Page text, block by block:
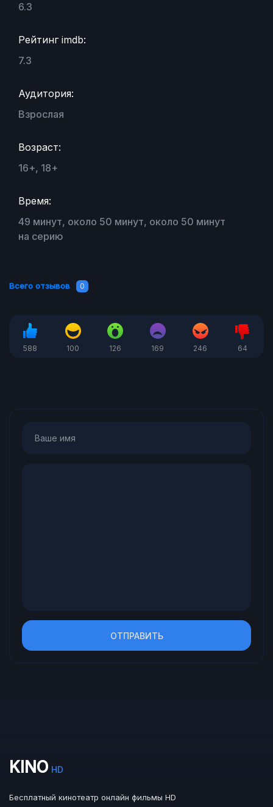
6.3
Рейтинг imdb:
7.3
Аудитория:
Взрослая
Возраст:
16+, 18+
Время:
49 минут, около 50 минут, около 50 минут
на серию
Всего отзывов 0
588 100 126 169 246 64
ОТПРАВИТЬ
KINO HD
Бесплатный кинотеатр онлайн фильмы HD